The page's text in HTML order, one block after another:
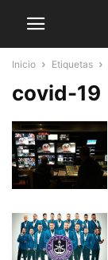
Inicio Etiquetas
covid-19